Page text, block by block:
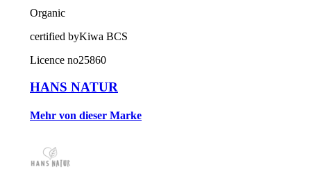
Organic
certified byKiwa BCS
Licence no25860
HANS NATUR
Mehr von dieser Marke